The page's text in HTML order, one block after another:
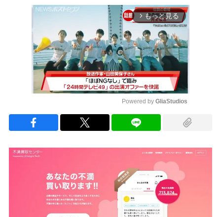
arrow_forward_ios もっと見る
Powered by GliaStudios